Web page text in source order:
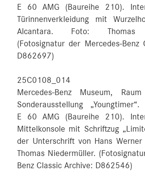
E 60 AMG (Baureihe 210).
Türinnenverkleidung mit
Alcantara. Foto: Thomas
(Fotosignatur der Mercedes-Benz
D862697)
25C0108_014
Mercedes-Benz Museum,
Sonderausstellung „Youngtimer“.
E 60 AMG (Baureihe 210).
Mittelkonsole mit Schriftzug
der Unterschrift von Hans
Thomas Niedermüller.
Benz Classic Archive: D862546)